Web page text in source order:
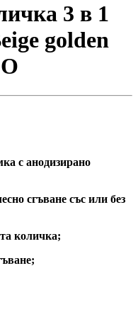
3 в 1
golden
с анодизирано
сгъване със или без
количка;